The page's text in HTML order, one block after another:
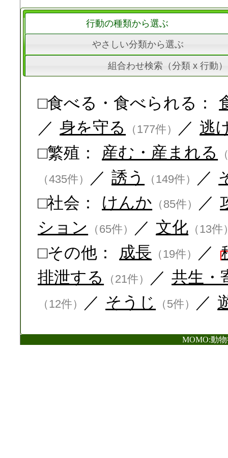
行動の種類から選ぶ
やさしい分類から選ぶ
組合わせ検索（分類 x 行動）
□食べる・食べられる：
／ 身を守る （177件） ／ 逃
□繁殖：
産む・産まれる
（435件）
／ 誘う （149件） ／
□社会：
けんか （85件） ／
ション
（65件） ／ 文化 （13件
□その他： 成長 （19件） ／
排泄する
（21件） ／ 共生・
（12件） ／ そうじ （5件） ／
MOMO:動